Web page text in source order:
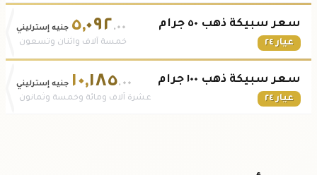
سعر سبيكة ذهب ٥٠ جرام
عيار ٢٤
٥,٠٩٢.٠٠ جنيه إسترليني
خمسة آلاف واثنان وتسعون
سعر سبيكة ذهب ١٠٠ جرام
عيار ٢٤
١٠,١٨٥.٠٠ جنيه إسترليني
عشرة آلاف ومائة وخمسة وثمانون